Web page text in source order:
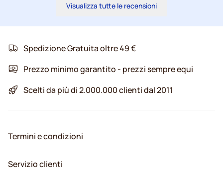
Visualizza tutte le recensioni
Spedizione Gratuita oltre 49 €
Prezzo minimo garantito - prezzi sempre equi
Scelti da più di 2.000.000 clienti dal 2011
Termini e condizioni
Servizio clienti